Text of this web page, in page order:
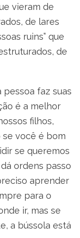
vieram de
de lares
ruins” que
de
pessoa faz suas
é a melhor
filhos,
se você é bom
se queremos
ordens passo
aprender
para o
ir, mas se
a bússola está